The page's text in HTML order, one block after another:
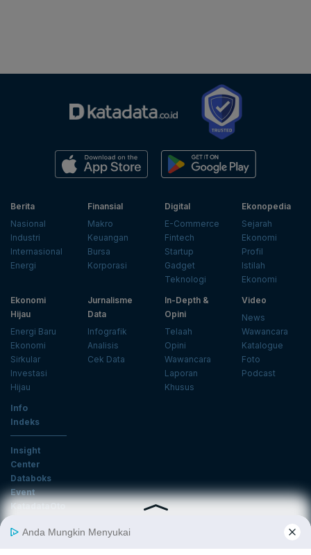
Berita
Nasional
Industri
Internasional
Energi
Finansial
Makro
Keuangan
Bursa
Korporasi
Digital
E-Commerce
Fintech
Startup
Gadget
Teknologi
Ekonopedia
Sejarah
Ekonomi
Profil
Istilah
Ekonomi
Ekonomi
Hijau
Energi Baru
Ekonomi
Sirkular
Investasi
Hijau
Jurnalisme
Data
Infografik
Analisis
Cek Data
In-Depth &
Opini
Telaah
Opini
Wawancara
Laporan
Khusus
Video
News
Wawancara
Katalogue
Foto
Podcast
Info
Indeks
Insight
Center
Databoks
Event
KatadataOto